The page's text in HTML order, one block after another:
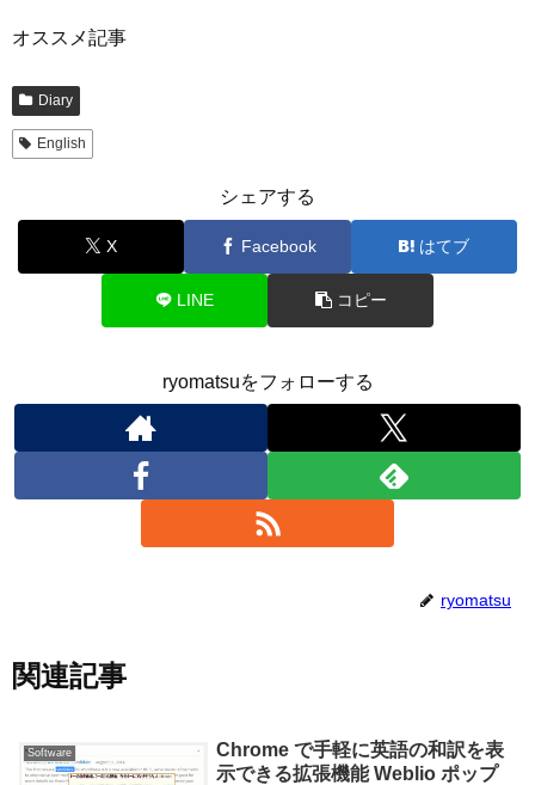
オススメ記事
Diary
English
シェアする
X Facebook はてブ
LINE コピー
ryomatsuをフォローする
ryomatsu
関連記事
Software
Chrome で手軽に英語の和訳を表
示できる拡張機能 Weblio ポップ